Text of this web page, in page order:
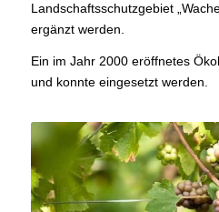
Landschaftsschutzgebiet
ergänzt werden.
Ein im Jahr 2000 eröffnetes
und konnte eingesetzt werden.